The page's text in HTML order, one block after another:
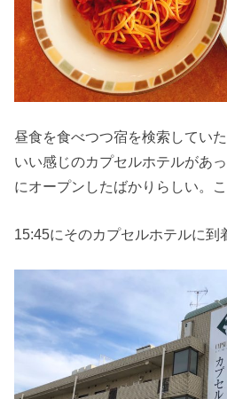
昼食を食べつつ宿を検索してい
いい感じのカプセルホテルがあ
にオープンしたばかりらしい。
15:45にそのカプセルホテルに到